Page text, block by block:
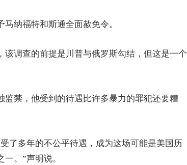
纳福特和斯通全面赦免令。
调查的前提是川普与俄罗斯勾结，但这是一个
禁，他受到的待遇比许多暴力的罪犯还要糟
了多年的不公平待遇，成为这场可能是美国历
。”声明说。